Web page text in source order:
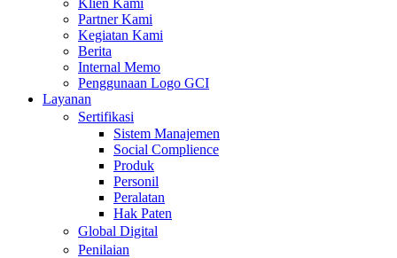
Klien Kami
Partner Kami
Kegiatan Kami
Berita
Internal Memo
Penggunaan Logo GCI
Layanan
Sertifikasi
Sistem Manajemen
Social Complience
Produk
Personil
Peralatan
Hak Paten
Global Digital
Penilaian